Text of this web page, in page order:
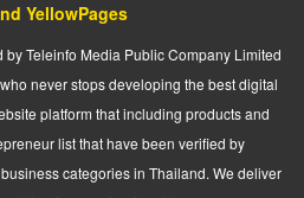
YellowPages
Teleinfo Media Public Company Limited
never stops developing the best digital
platform that including products and
list that have been verified by
categories in Thailand. We deliver